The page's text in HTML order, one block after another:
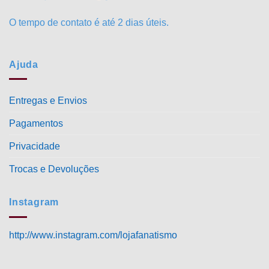
O tempo de contato é até 2 dias úteis.
Ajuda
Entregas e Envios
Pagamentos
Privacidade
Trocas e Devoluções
Instagram
http://www.instagram.com/lojafanatismo